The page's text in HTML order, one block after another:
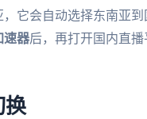
它会自动选择东南亚
速器后，再打开国内直
换